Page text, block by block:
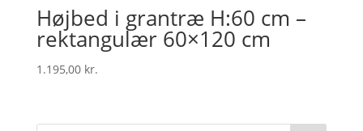
Højbed i grantræ H:60 cm –
rektangulær 60×120 cm
1.195,00 kr.